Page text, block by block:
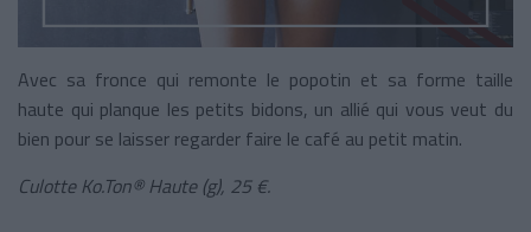
Avec sa fronce qui remonte le popotin et sa forme taille
haute qui planque les petits bidons, un allié qui vous veut du
bien pour se laisser regarder faire le café au petit matin.
Culotte Ko.Ton® Haute (g), 25 €.